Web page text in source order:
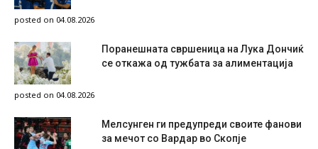
posted on 04.08.2026
Поранешната свршеница на Лука Дончиќ
се откажа од тужбата за алиментација
posted on 04.08.2026
Мелсунген ги предупреди своите фанови
за мечот со Вардар во Скопје